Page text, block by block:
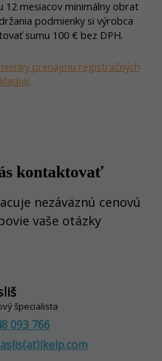
12 mesiacov minimálny obrat
podmienky si výrobca
sumu 100 € bez DPH.
prenájmu registračných
kontaktovať
nezáväznú cenovú
vaše otázky
špecialista
093 766